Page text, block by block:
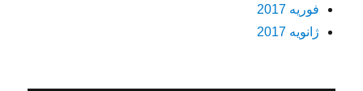
فوریه 2017
ژانویه 2017